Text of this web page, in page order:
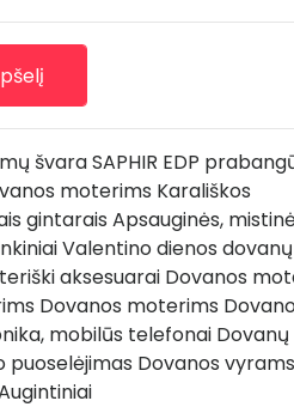
švaraSAPHIR EDP
moterims Karališkos
gintarais Apsauginės,
Valentino dienos dovanų
aksesuarai Dovanos
Dovanos moterims
mobilūs telefonai Dovanų
puoselėjimas Dovanos vyrams